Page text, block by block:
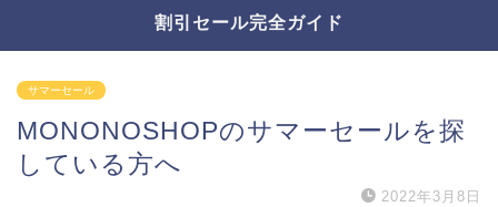
割引セール完全ガイド
サマーセール
MONONOSHOPのサマーセールを探
している方へ
2022年3月8日